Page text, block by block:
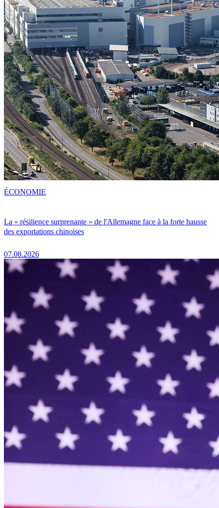
La « résilience surprenante » de l'Allemagne face à la forte hausse
des exportations chinoises
07.08.2026
ÉCONOMIE